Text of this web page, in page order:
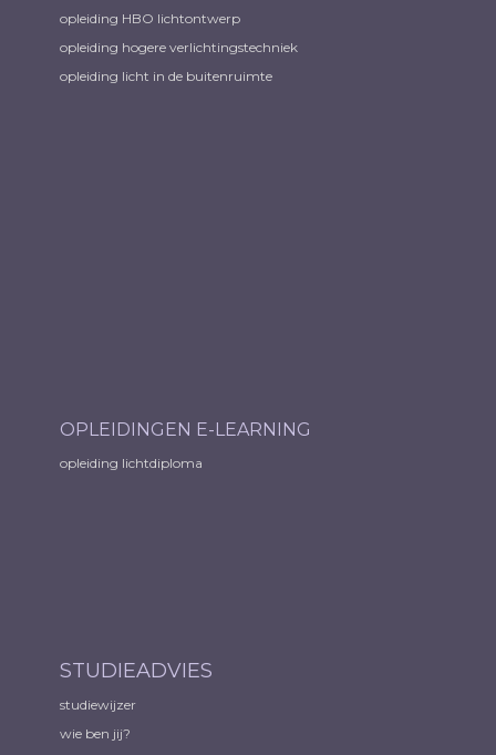
opleiding HBO lichtontwerp
opleiding hogere verlichtingstechniek
opleiding licht in de buitenruimte
OPLEIDINGEN E-LEARNING
opleiding lichtdiploma
STUDIEADVIES
studiewijzer
wie ben jij?